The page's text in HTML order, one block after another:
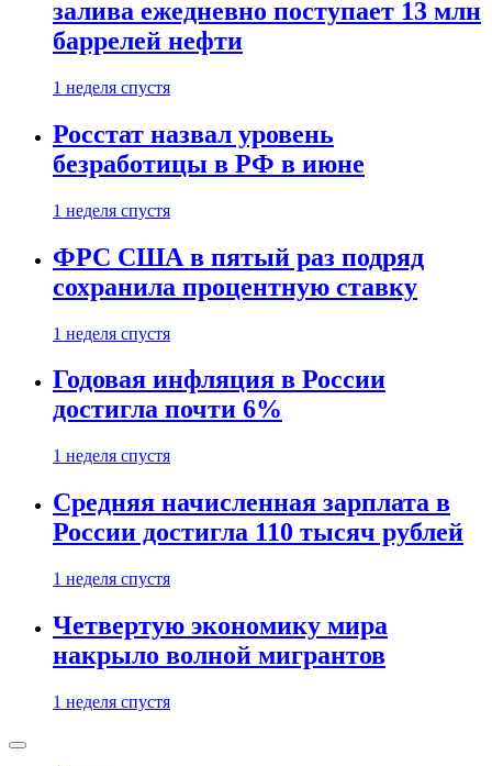
залива ежедневно поступает 13 млн
баррелей нефти
1 неделя спустя
Росстат назвал уровень
безработицы в РФ в июне
1 неделя спустя
ФРС США в пятый раз подряд
сохранила процентную ставку
1 неделя спустя
Годовая инфляция в России
достигла почти 6%
1 неделя спустя
Средняя начисленная зарплата в
России достигла 110 тысяч рублей
1 неделя спустя
Четвертую экономику мира
накрыло волной мигрантов
1 неделя спустя